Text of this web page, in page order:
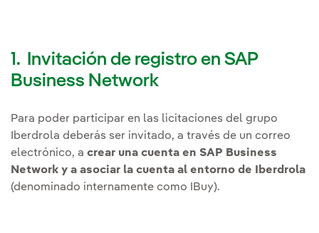
1. Invitación de registro en SAP
Business Network
Para poder participar en las licitaciones del grupo
Iberdrola deberás ser invitado, a través de un correo
electrónico, a crear una cuenta en SAP Business
Network y a asociar la cuenta al entorno de Iberdrola
(denominado internamente como IBuy).